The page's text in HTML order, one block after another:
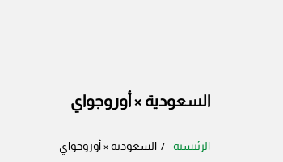
السعودية × أوروجواي
الرئيسية السعودية × أوروجواي